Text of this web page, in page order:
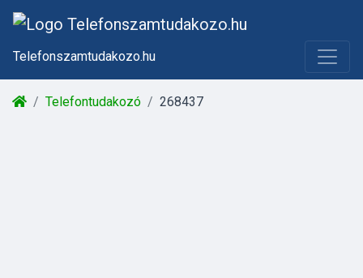
Telefonszamtudakozo.hu
Telefontudakozó 268437